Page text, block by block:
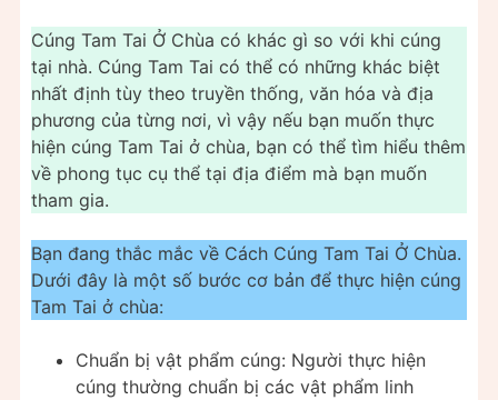
Cúng Tam Tai Ở Chùa có khác gì so với khi cúng
tại nhà. Cúng Tam Tai có thể có những khác biệt
nhất định tùy theo truyền thống, văn hóa và địa
phương của từng nơi, vì vậy nếu bạn muốn thực
hiện cúng Tam Tai ở chùa, bạn có thể tìm hiểu thêm
về phong tục cụ thể tại địa điểm mà bạn muốn
tham gia.
Bạn đang thắc mắc về Cách Cúng Tam Tai Ở Chùa.
Dưới đây là một số bước cơ bản để thực hiện cúng
Tam Tai ở chùa:
Chuẩn bị vật phẩm cúng: Người thực hiện
cúng thường chuẩn bị các vật phẩm linh